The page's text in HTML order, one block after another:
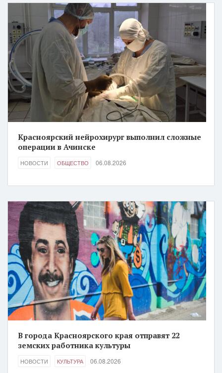
Красноярский нейрохирург выполнил сложные
операции в Ачинске
НОВОСТИ ОБЩЕСТВО 06.08.2026
В города Красноярского края отправят 22
земских работника культуры
НОВОСТИ КУЛЬТУРА 06.08.2026